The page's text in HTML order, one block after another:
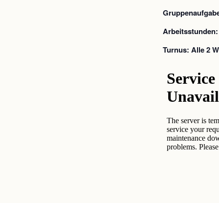
Turnus: Alle 2